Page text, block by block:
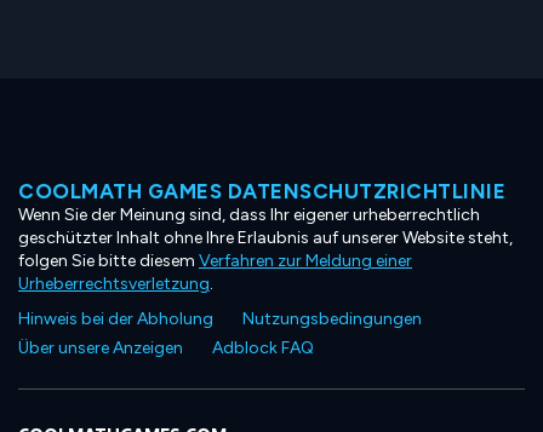
COOLMATH GAMES DATENSCHUTZRICHTLINIE
Wenn Sie der Meinung sind, dass Ihr eigener urheberrechtlich
geschützter Inhalt ohne Ihre Erlaubnis auf unserer Website steht,
folgen Sie bitte diesem Verfahren zur Meldung einer
Urheberrechtsverletzung.
Hinweis bei der Abholung
Nutzungsbedingungen
Über unsere Anzeigen
Adblock FAQ